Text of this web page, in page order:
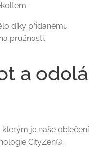
díky přidanému
pružnosti.
a odolá
je naše oblečení
CityZen®.